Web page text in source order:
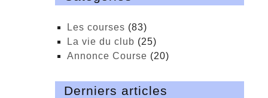
Les courses (83)
La vie du club (25)
Annonce Course (20)
Derniers articles